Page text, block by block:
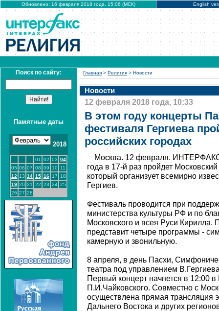
Обновлено: 16 февраля 2018 года, 15:06 (МСК) English
Поиск по сайту:
Памятные даты
2018
01 02 03 04
05 06 07 08 09 10
11
12 13 14 15 16 17
18
19 20 21 22 23 24 25
26 27 28
Главная > Религия > Новости
Новости
12 февраля 2018 года, 10:33
В этом году концерты
фестиваля Гергиева
российских городах
Москва. 12 февраля.
года в 17-й раз пройдет
который организует всемирно
Гергиев.
Фестиваль проводится при
министерства культуры РФ и по
Московского и всея Руси Кирилла.
представит четыре программы -
камерную и звонильную.
8 апреля, в день Пасхи,
театра под управлением
Первый концерт начнется в 12:00
П.И.Чайковского. Совместно с
осуществлена прямая трансляция
Дальнего Востока и других